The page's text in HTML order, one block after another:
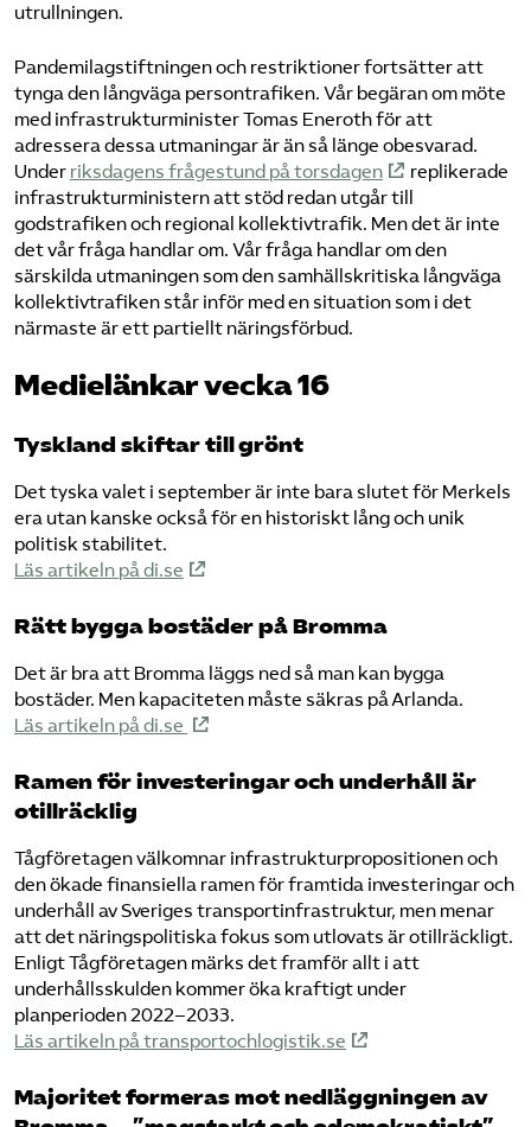
utrullningen.
Pandemilagstiftningen och restriktioner fortsätter att
tynga den långväga persontrafiken. Vår begäran om möte
med infrastrukturminister Tomas Eneroth för att
adressera dessa utmaningar är än så länge obesvarad.
Under riksdagens frågestund på torsdagen
replikerade
infrastrukturministern att stöd redan utgår till
godstrafiken och regional kollektivtrafik. Men det är inte
det vår fråga handlar om. Vår fråga handlar om den
särskilda utmaningen som den samhällskritiska långväga
kollektivtrafiken står inför med en situation som i det
närmaste är ett partiellt näringsförbud.
Medielänkar vecka 16
Tyskland skiftar till grönt
Det tyska valet i september är inte bara slutet för Merkels
era utan kanske också för en historiskt lång och unik
politisk stabilitet.
Läs artikeln på di.se
Rätt bygga bostäder på Bromma
Det är bra att Bromma läggs ned så man kan bygga
bostäder. Men kapaciteten måste säkras på Arlanda.
Läs artikeln på di.se
Ramen för investeringar och underhåll är
otillräcklig
Tågföretagen välkomnar infrastrukturpropositionen och
den ökade finansiella ramen för framtida investeringar och
underhåll av Sveriges transportinfrastruktur, men menar
att det näringspolitiska fokus som utlovats är otillräckligt.
Enligt Tågföretagen märks det framför allt i att
underhållsskulden kommer öka kraftigt under
planperioden 2022–2033.
Läs artikeln på transportochlogistik.se
Majoritet formeras mot nedläggningen av